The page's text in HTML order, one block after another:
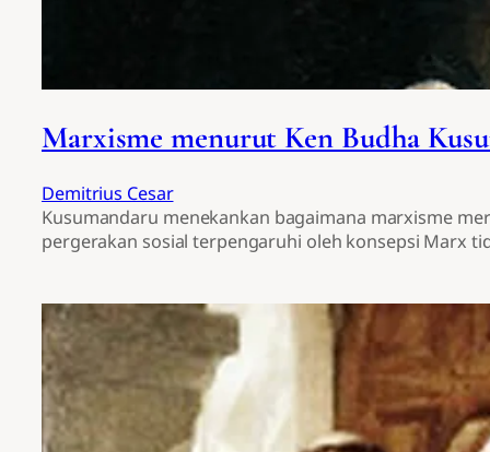
Marxisme menurut Ken Budha
Demitrius Cesar
Kusumandaru menekankan bagaimana marxisme
pergerakan sosial terpengaruhi oleh konsepsi Marx